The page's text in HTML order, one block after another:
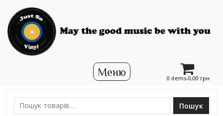
0 items-0,00 грн
Ш
Пошук